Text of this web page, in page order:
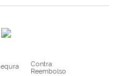
fotos
Contra
Reembolso